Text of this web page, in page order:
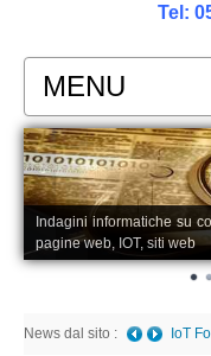
Tel:
MENU
PERIZIE
Perizia
Perizia
Perizia Rete dati
Indagini informatiche su
pagine web, IOT, siti web
News dal sito :